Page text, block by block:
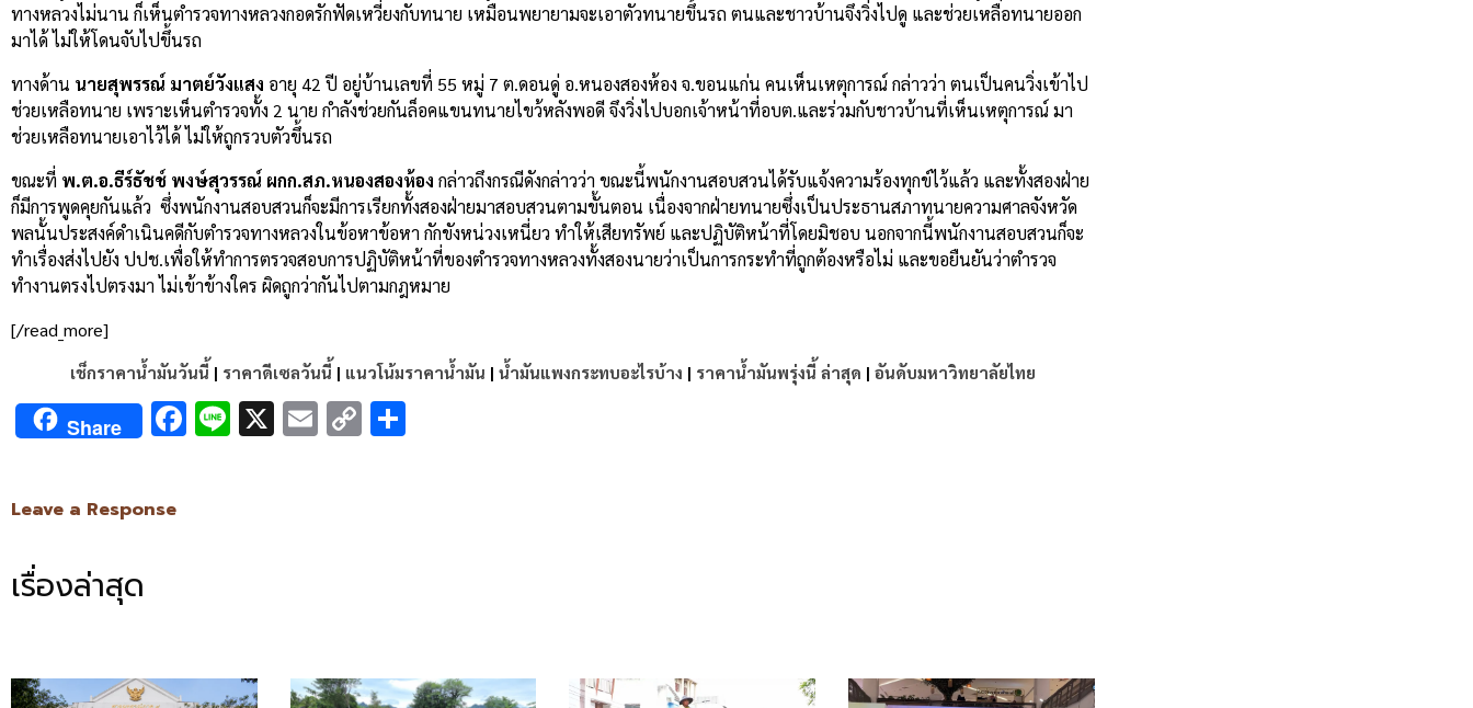
ทางหลวงไม่นาน ก็เห็นตำรวจทางหลวงกอดรักฟัดเหวี่ยงกับทนาย เหมือนพยายามจะเอาตัวทนายขึ้นรถ ตนและชาวบ้านจึงวิ่งไปดู และช่วยเหลือทนายออก
มาได้ ไม่ให้โดนจับไปขึ้นรถ
ทางด้าน นายสุพรรณ์ มาตย์วังแสง อายุ 42 ปี อยู่บ้านเลขที่ 55 หมู่ 7 ต.ดอนดู่ อ.หนองสองห้อง จ.ขอนแก่น คนเห็นเหตุการณ์ กล่าวว่า ตนเป็นคนวิ่งเข้าไป
ช่วยเหลือทนาย เพราะเห็นตำรวจทั้ง 2 นาย กำลังช่วยกันล็อคแขนทนายไขว้หลังพอดี จึงวิ่งไปบอกเจ้าหน้าที่อบต.และร่วมกับชาวบ้านที่เห็นเหตุการณ์ มา
ช่วยเหลือทนายเอาไว้ได้ ไม่ให้ถูกรวบตัวขึ้นรถ
ขณะที่ พ.ต.อ.ธีร์ธัชช์ พงษ์สุวรรณ์ ผกก.สภ.หนองสองห้อง กล่าวถึงกรณีดังกล่าวว่า ขณะนี้พนักงานสอบสวนได้รับแจ้งความร้องทุกข์ไว้แล้ว และทั้งสองฝ่าย
ก็มีการพูดคุยกันแล้ว ซึ่งพนักงานสอบสวนก็จะมีการเรียกทั้งสองฝ่ายมาสอบสวนตามขั้นตอน เนื่องจากฝ่ายทนายซึ่งเป็นประธานสภาทนายความศาลจังหวัด
พลนั้นประสงค์ดำเนินคดีกับตำรวจทางหลวงในข้อหาข้อหา กักขังหน่วงเหนี่ยว ทำให้เสียทรัพย์ และปฏิบัติหน้าที่โดยมิชอบ นอกจากนี้พนักงานสอบสวนก็จะ
ทำเรื่องส่งไปยัง ปปช.เพื่อให้ทำการตรวจสอบการปฏิบัติหน้าที่ของตำรวจทางหลวงทั้งสองนายว่าเป็นการกระทำที่ถูกต้องหรือไม่ และขอยืนยันว่าตำรวจ
ทำงานตรงไปตรงมา ไม่เข้าข้างใคร ผิดถูกว่ากันไปตามกฎหมาย
[/read_more]
เช็กราคาน้ำมันวันนี้ | ราคาดีเซลวันนี้ | แนวโน้มราคาน้ำมัน | น้ำมันแพงกระทบอะไรบ้าง | ราคาน้ำมันพรุ่งนี้ ล่าสุด | อันดับมหาวิทยาลัยไทย
Share Facebook
Line
X Email
Copy
Leave a Response
เรื่องล่าสุด